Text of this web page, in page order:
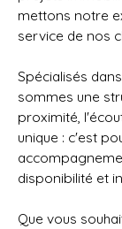
mettons notre
service de nos
Spécialisés
sommes une
proximité,
unique : c'est
disponibilité et
Que vous